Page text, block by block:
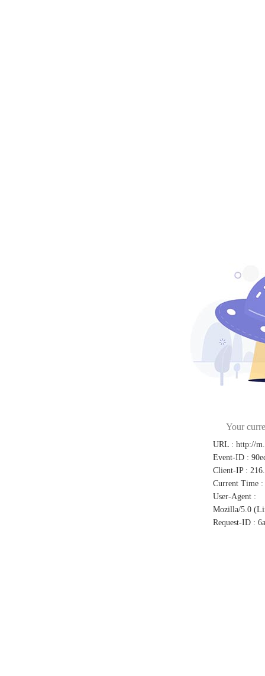
Your
URL : http://
Event-ID :
Client-IP :
Current Time :
User-Agent :
Mozilla/5.0
Request-ID :